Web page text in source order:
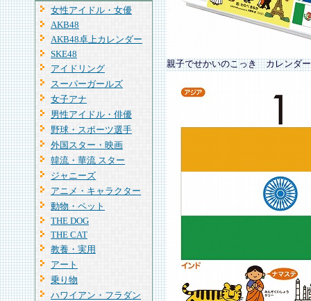
女性アイドル・女優
AKB48
AKB48卓上カレンダー
SKE48
アイドリング
スーパーガールズ
女子アナ
男性アイドル・俳優
野球・スポーツ選手
外国スター・映画
韓流・華流 スター
ジャニーズ
アニメ・キャラクター
動物・ペット
THE DOG
THE CAT
教養・実用
アート
乗り物
ハワイアン・フラダン
親子でせかいのこっき カレンダー